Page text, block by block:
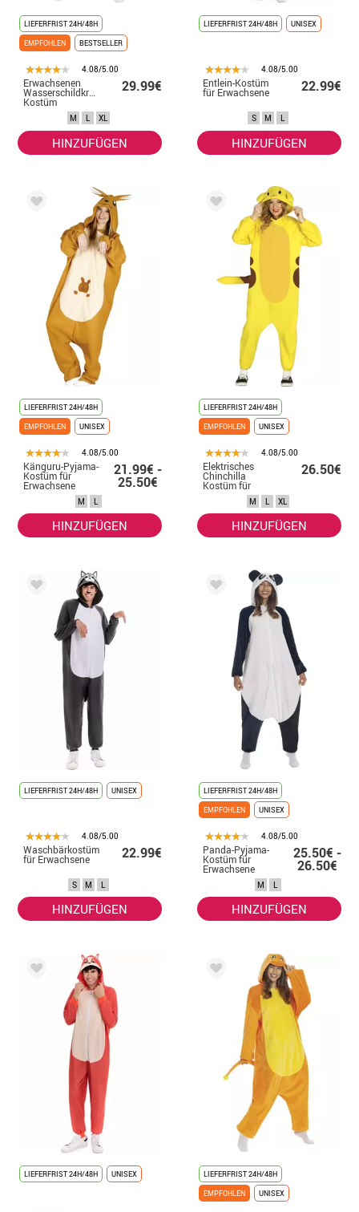
LIEFERFRIST 24H/48H
EMPFOHLEN
BESTSELLER
4.08/5.00
Erwachsenen
Wasserschildkröte
Kostüm
29.99€
M L XL
HINZUFÜGEN
LIEFERFRIST 24H/48H UNISEX
4.08/5.00
Entlein-Kostüm
für Erwachsene 22.99€
S M L
HINZUFÜGEN
LIEFERFRIST 24H/48H
EMPFOHLEN
UNISEX
4.08/5.00
Känguru-Pyjama-
Kostüm für
Erwachsene
21.99€ -
25.50€
M L
HINZUFÜGEN
LIEFERFRIST 24H/48H
EMPFOHLEN
UNISEX
4.08/5.00
Elektrisches
Chinchilla
Kostüm für
Erwachsene
26.50€
M L XL
HINZUFÜGEN
LIEFERFRIST 24H/48H UNISEX
4.08/5.00
Waschbärkostüm
für Erwachsene 22.99€
S M L
HINZUFÜGEN
LIEFERFRIST 24H/48H
EMPFOHLEN
UNISEX
4.08/5.00
Panda-Pyjama-
Kostüm für
Erwachsene
25.50€ -
26.50€
M L
HINZUFÜGEN
LIEFERFRIST 24H/48H UNISEX
LIEFERFRIST 24H/48H
EMPFOHLEN
UNISEX